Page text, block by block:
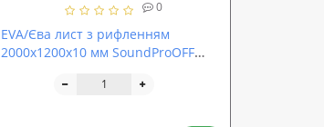
0
EVA/Єва лист з рифленням
2000х1200х10 мм SoundProOFF